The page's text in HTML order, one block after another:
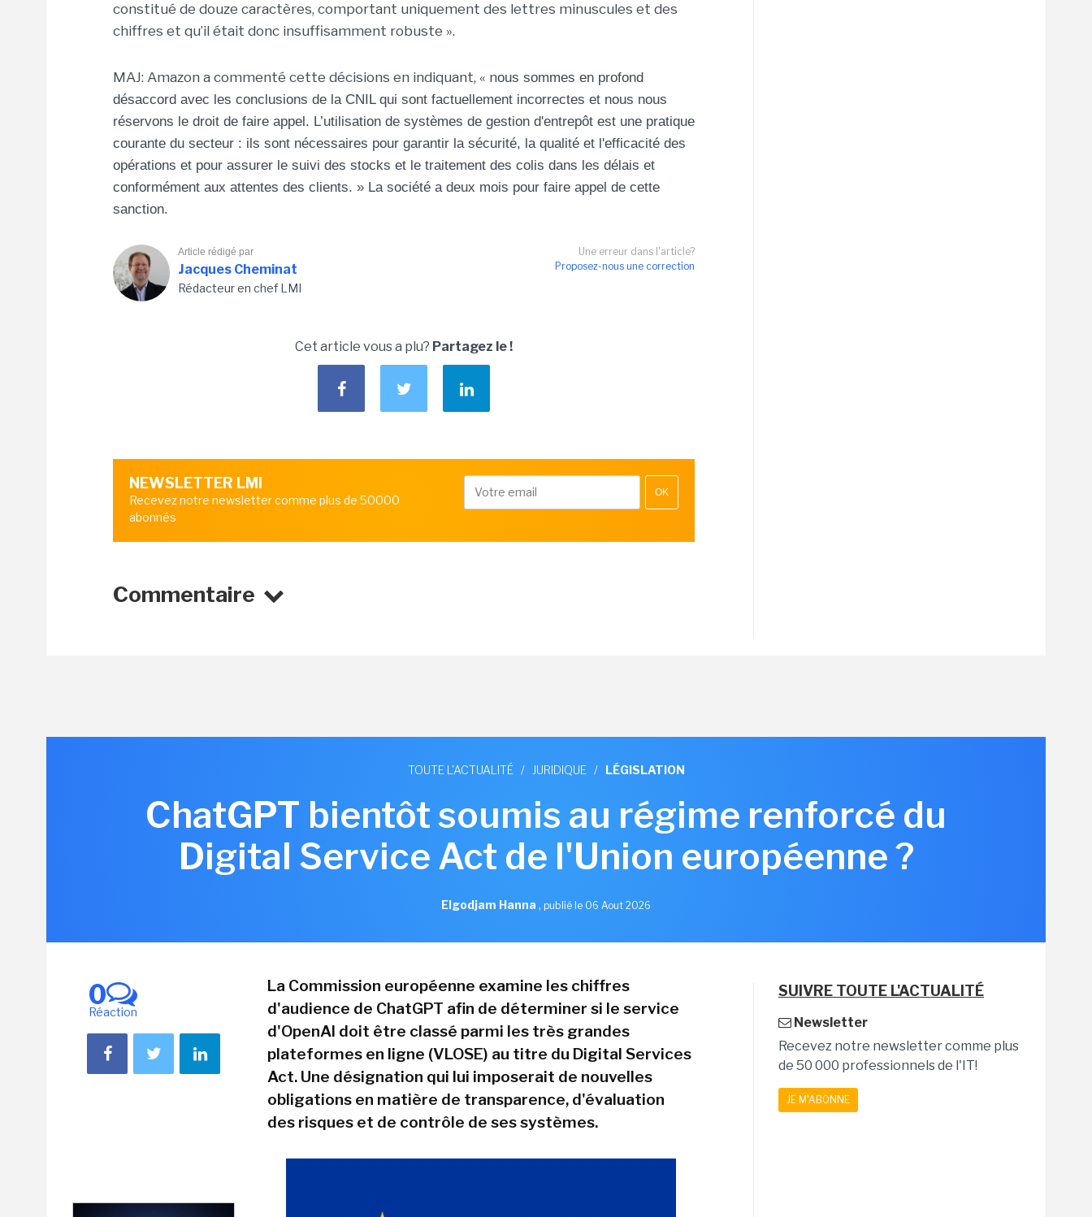
constitué de douze caractères, comportant uniquement des lettres minuscules et des
chiffres et qu’il était donc insuffisamment robuste ».
MAJ: Amazon a commenté cette décisions en indiquant, « nous sommes en profond
désaccord avec les conclusions de la CNIL qui sont factuellement incorrectes et nous nous
réservons le droit de faire appel. L’utilisation de systèmes de gestion d'entrepôt est une pratique
courante du secteur : ils sont nécessaires pour garantir la sécurité, la qualité et l'efficacité des
opérations et pour assurer le suivi des stocks et le traitement des colis dans les délais et
conformément aux attentes des clients. » La société a deux mois pour faire appel de cette
sanction.
Une erreur dans l'article?
Proposez-nous une correction
Article rédigé par
Jacques Cheminat
Rédacteur en chef LMI
Cet article vous a plu? Partagez le !
NEWSLETTER LMI
Recevez notre newsletter comme plus de 50000
abonnés
OK
Commentaire
TOUTE L'ACTUALITÉ / JURIDIQUE / LÉGISLATION
ChatGPT bientôt soumis au régime renforcé du
Digital Service Act de l'Union européenne ?
Elgodjam Hanna , publié le 06 Aout 2026
0
Réaction
La Commission européenne examine les chiffres
d'audience de ChatGPT afin de déterminer si le service
d'OpenAI doit être classé parmi les très grandes
plateformes en ligne (VLOSE) au titre du Digital Services
Act. Une désignation qui lui imposerait de nouvelles
obligations en matière de transparence, d'évaluation
des risques et de contrôle de ses systèmes.
SUIVRE TOUTE L'ACTUALITÉ
Newsletter
Recevez notre newsletter comme plus
de 50 000 professionnels de l'IT!
JE M'ABONNE